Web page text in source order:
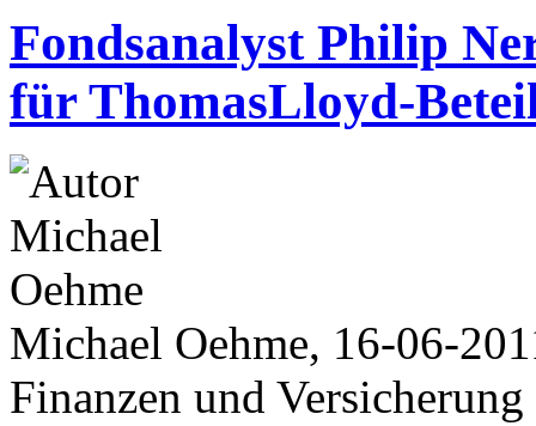
Fondsanalyst Philip
für ThomasLloyd-
Michael Oehme, 16-06-
Finanzen und Versicherung